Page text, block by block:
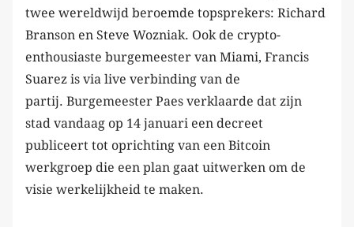
twee wereldwijd beroemde topsprekers: Richard
Branson en Steve Wozniak. Ook de crypto-
enthousiaste burgemeester van Miami, Francis
Suarez is via live verbinding van de
partij. Burgemeester Paes verklaarde dat zijn
stad vandaag op 14 januari een decreet
publiceert tot oprichting van een Bitcoin
werkgroep die een plan gaat uitwerken om de
visie werkelijkheid te maken.